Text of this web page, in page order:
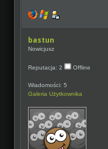
bastun
Nowicjusz
Reputacja: 2 Offline
Wiadomości: 5
Galeria Użytkownika